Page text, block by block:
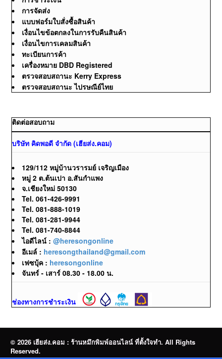
การจัดส่ง
แบบฟอร์มใบสั่งซื้อสินค้า
เงื่อนไขข้อตกลงในการรับคืนสินค้า
เงื่อนไขการเคลมสินค้า
ทะเบียนการค้า
เครื่องหมาย DBD Registered
ตรวจสอบสถานะ Kerry Express
ตรวจสอบสถานะ ไปรษณีย์ไทย
ติดต่อสอบถาม
บริษัท คิดพอดี จำกัด (เฮียส่ง.คอม)
129/112 หมู่บ้านวรารมย์ เจริญเมือง
หมู่ 2 ต.ต้นเปา อ.สันกำแพง
จ.เชียงใหม่ 50130
Tel. 061-426-9991
Tel. 081-888-1019
Tel. 081-281-9944
Tel. 081-740-8844
ไอดีไลน์ : @heresongonline
อีเมล์ : heresongthailand@gmail.com
เฟซบุ้ค : heresongonline
จันทร์ - เสาร์ 08.30 - 18.00 น.
ช่องทางการชำระเงิน
© 2026 เฮียส่ง.คอม : ร้านหมึกพิมพ์ออนไลน์ ที่ตั้งใจทำ. All Rights
Reserved.